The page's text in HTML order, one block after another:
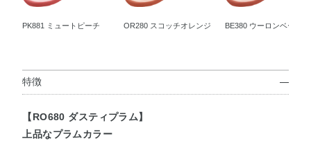
PK881 ミュートピーチ OR280 スコッチオレンジ BE380 ウーロンベージュ
特徴
【RO680 ダスティプラム】
上品なプラムカラー